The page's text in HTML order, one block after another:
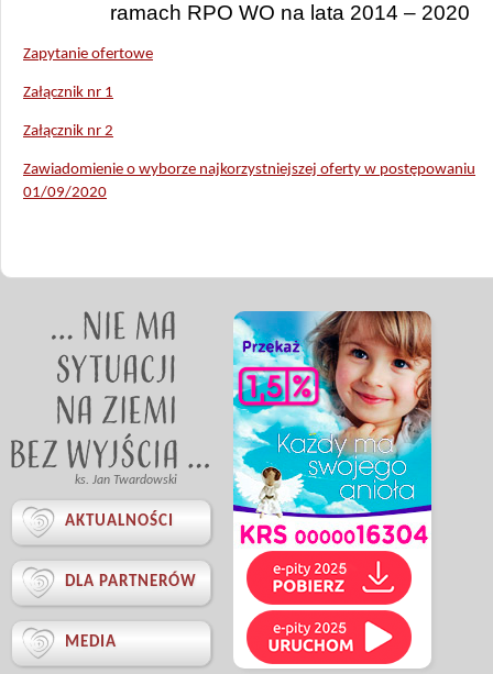
ramach RPO WO na lata 2014 – 2020
Zapytanie ofertowe
Załącznik nr 1
Załącznik nr 2
Zawiadomienie o wyborze najkorzystniejszej oferty w postępowaniu
01/09/2020
ks. Jan Twardowski
 AKTUALNOŚCI
 DLA PARTNERÓW
 MEDIA